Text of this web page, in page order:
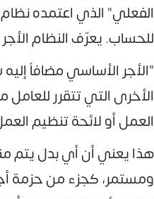
الفعلي" الذي اعتمده
للحساب. يعرّف النظام الأجر
"الأجر الأساسي مضافاً
الأخرى التي تتقرر
العمل أو لائحة تنظيم
هذا يعني أن أي بدل
ومستمر، كجزء من حزمة